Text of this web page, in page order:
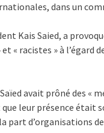
dans un
Kais Saied, a
« racistes » à l’égard
Saïed avait prôné des «
leur présence était
part d’organisations